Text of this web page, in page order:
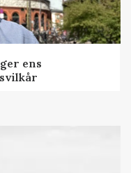
ens